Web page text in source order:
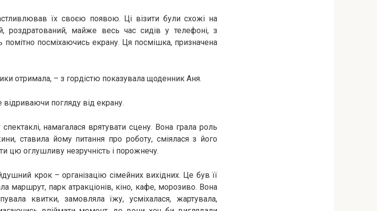
їх своєю появою. Ці візити були схожі на
роздратований, майже весь час сидів у телефоні, з
посміхаючись екрану. Ця посмішка, призначена
отримала, – з гордістю показувала щоденник Аня.
погляду від екрану.
намагалася врятувати сцену. Вона грала роль
ставила йому питання про роботу, сміялася з його
цю оглушливу незручність і порожнечу.
крок – організацію сімейних вихідних. Це був її
маршрут, парк атракціонів, кіно, кафе, морозиво. Вона
квитки, замовляла їжу, усміхалася, жартувала,